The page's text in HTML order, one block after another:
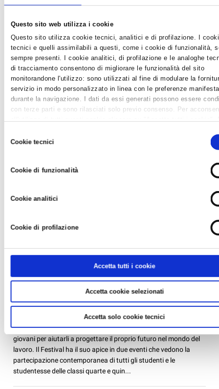
Questo sito web utilizza i cookie
Questo sito utilizza cookie tecnici, analitici e di profilazione. I
tecnici e quelli assimilabili a questi, come i cookie di funzionalità,
sempre presenti. I cookie analitici, di profilazione e le analoghe
di tracciamento consentono di migliorare le funzionalità del sito
monitorandone l'utilizzo: sono utilizzati al fine di modulare la
servizio in modo personalizzato in linea con le preferenze
durante la navigazione. I dati da essi generati possono essere
con terze parti e sono rilasciati solo previo consenso. Per
cookie". Cliccare su "Usa solo cookie tecnici" comporta il
impostazioni di default e dunque la continuazione della navigazione
quelli tecnici. Infine, per avere maggiori informazioni, leggere la
delCookie tecnici
Cookie di funzionalità
Cookie analitici
Cookie di profilazione
Accetta tutti i cookie
Accetta cookie selezionati
Accetta solo cookie tecnici
RAVEGNANA: DELIBERA COMPENSATIVA E' UN
GIUSTO SEGNALE DI ATTENZIONE
News /Varie
giovedì 28 nov 2019
Il Comune di Ravenna ha approvato lo sgravio da alcuni tributi
comunali per l’anno 2019 per gli esercizi commerciali,
artigianali, pubblici esercizi, turistici e ricettivi ubicati nel tratto
di via Ravegnana, compreso tra ponte Assi di Ravenna e la
frazione di Coccolia. Si tratta di imprese ch...
FESTIVAL DELL’ORIENTAMENTO: SVOLTA LA
PRIMA GIORNATA A RAVENNA
News /Varie
Il Festival dell’Orientamento è una manifestazione dedicata ai
giovani per aiutarli a progettare il proprio futuro nel mondo del
lavoro. Il Festival ha il suo apice in due eventi che vedono la
partecipazione contemporanea di tutti gli studenti e le
studentesse delle classi quarte e quin...